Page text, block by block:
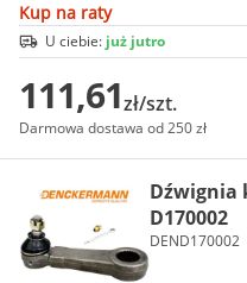
Kup na raty
U ciebie: już jutro
111,61zł/szt.
Darmowa dostawa od 250 zł
Dźwignia
D170002
DEND170002